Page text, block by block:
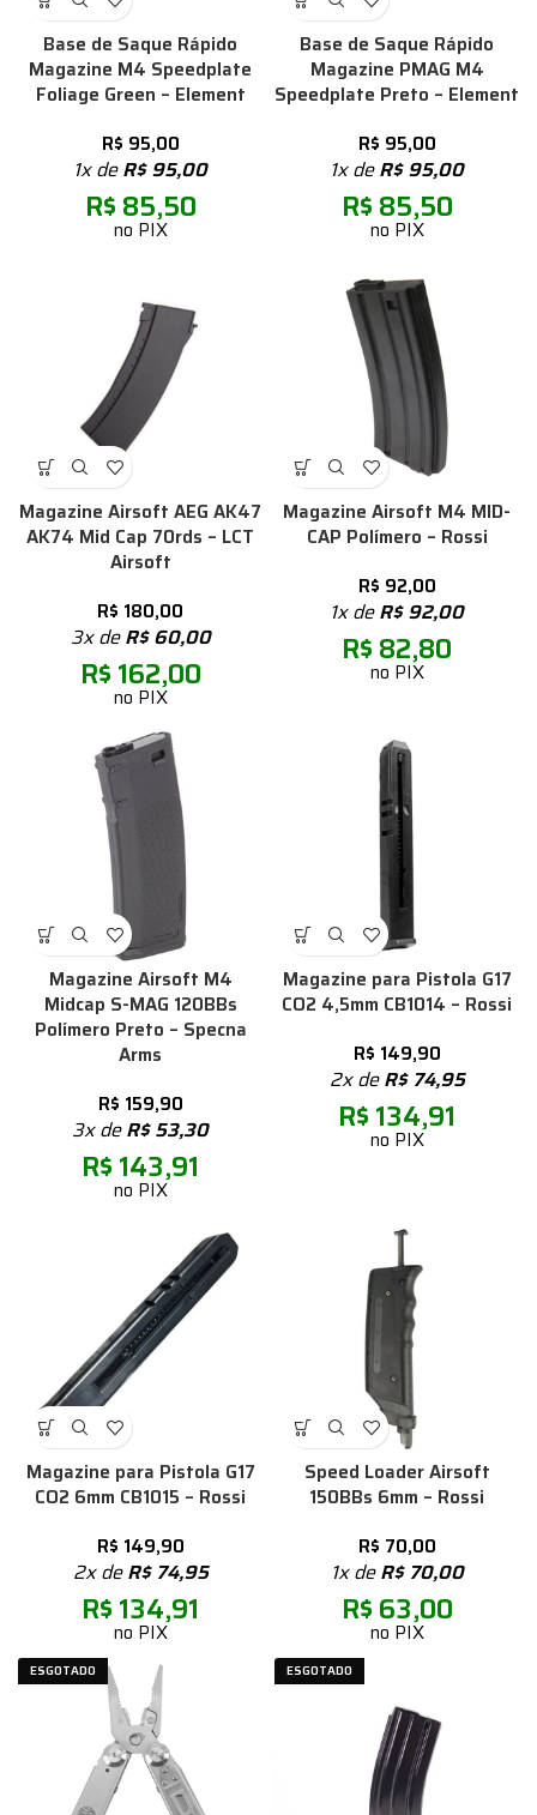
Base de Saque Rápido
Magazine M4 Speedplate
Foliage Green – Element
R$ 95,00
1x deR$95,00
R$ 85,50
no PIX
Base de Saque Rápido
Magazine PMAG M4
Speedplate Preto – Element
R$ 95,00
1x deR$95,00
R$ 85,50
no PIX
Magazine Airsoft AEG AK47
AK74 Mid Cap 70rds – LCT
Airsoft
R$ 180,00
3x deR$60,00
R$ 162,00
no PIX
Magazine Airsoft M4 MID-
CAP Polímero – Rossi
R$ 92,00
1x deR$92,00
R$ 82,80
no PIX
Magazine Airsoft M4
Midcap S-MAG 120BBs
Polímero Preto – Specna
Arms
R$ 159,90
3x deR$53,30
R$ 143,91
no PIX
Magazine para Pistola G17
CO2 4,5mm CB1014 – Rossi
R$ 149,90
2x deR$74,95
R$ 134,91
no PIX
Magazine para Pistola G17
CO2 6mm CB1015 – Rossi
R$ 149,90
2x deR$74,95
R$ 134,91
no PIX
Speed Loader Airsoft
150BBs 6mm – Rossi
R$ 70,00
1x deR$70,00
R$ 63,00
no PIX
ESGOTADO ESGOTADO